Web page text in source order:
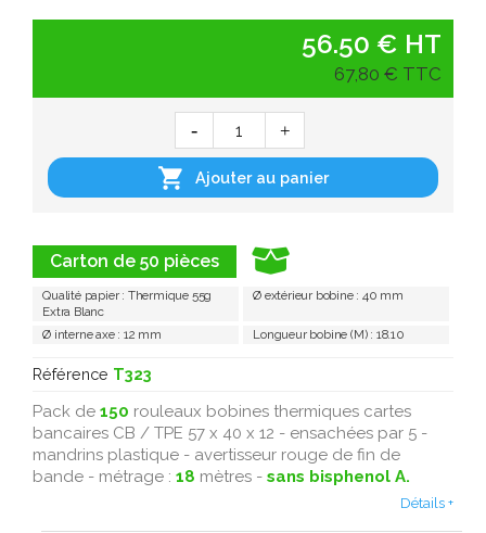
Carton de 50 pièces
Qualité papier : Thermique 55g
Extra Blanc
Ø extérieur bobine : 40 mm
Ø interne axe : 12 mm Longueur bobine (M) : 18.10
Référence T323
Pack de 150 rouleaux bobines thermiques cartes
bancaires CB / TPE 57 x 40 x 12 - ensachées par 5 -
mandrins plastique - avertisseur rouge de fin de
bande - métrage : 18 mètres - sans bisphenol A.
Détails +
56.50 € HT
67,80 € TTC
 Ajouter au panier